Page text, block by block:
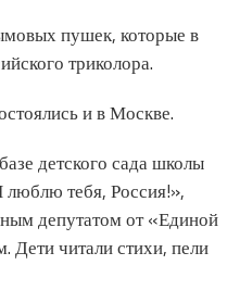
пушек, которые в
триколора.
и в Москве.
детского сада школы
тебя, Россия!»,
депутатом от «Единой
читали стихи, пели